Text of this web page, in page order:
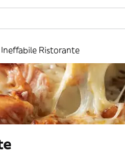
Ineffabile Ristorante